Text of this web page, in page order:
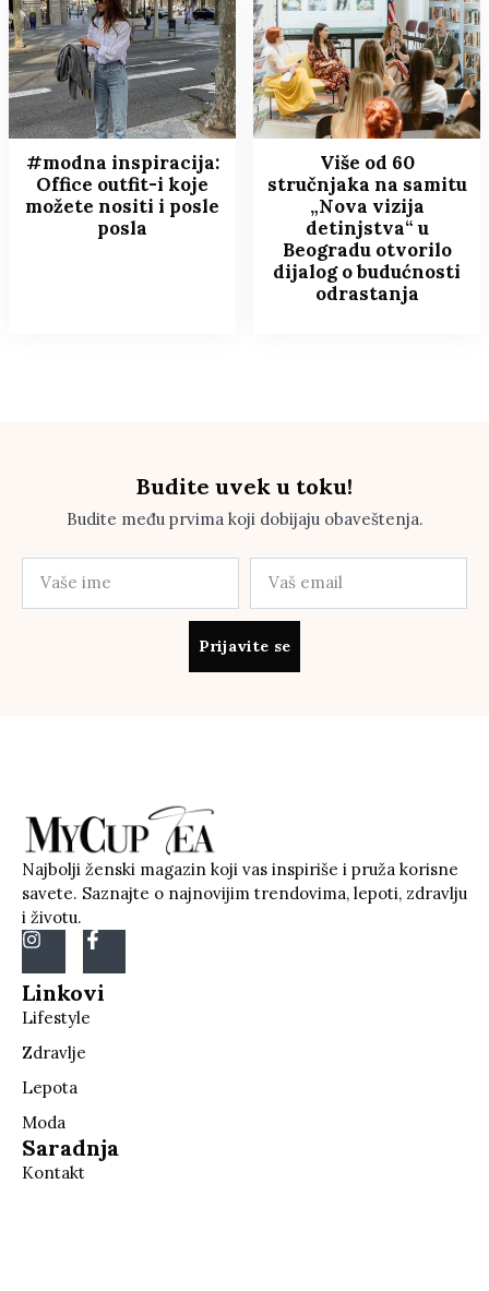
#modna inspiracija:
Office outfit-i koje
možete nositi i posle
posla
Više od 60
stručnjaka na samitu
„Nova vizija
detinjstva“ u
Beogradu otvorilo
dijalog o budućnosti
odrastanja
Budite uvek u toku!
Budite među prvima koji dobijaju obaveštenja.
Prijavite se
Najbolji ženski magazin koji vas inspiriše i pruža korisne
savete. Saznajte o najnovijim trendovima, lepoti, zdravlju
i životu.
Linkovi
Lifestyle
Zdravlje
Lepota
Moda
Saradnja
Kontakt